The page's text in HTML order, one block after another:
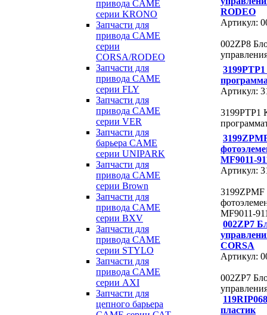
привода CAME
серии KRONO
Запчасти для
привода CAME
серии
CORSA/RODEO
Запчасти для
привода CAME
серии FLY
Запчасти для
привода CAME
серии VER
Запчасти для
барьера CAME
серии UNIPARK
Запчасти для
привода CAME
серии Brown
Запчасти для
привода CAME
серии BXV
Запчасти для
привода CAME
серии STYLO
Запчасти для
привода CAME
серии AXI
Запчасти для
цепного барьера
RODEO
Артикул:
002ZP8
Артикул:
3199PTP1
MF9011-
Артикул:
3199ZPMF
MF9011-
002ZP7
CORSA
Артикул:
002ZP7
пластик